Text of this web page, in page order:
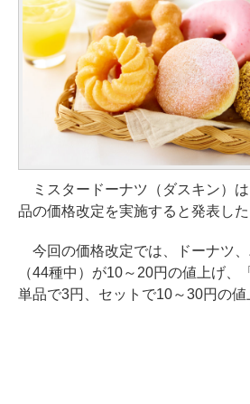
ミスタードーナツ（ダスキン）
品の価格改定を実施すると発表した
今回の価格改定では、ドーナツ
（44種中）が10～20円の値上げ、
単品で3円、セットで10～30円の値